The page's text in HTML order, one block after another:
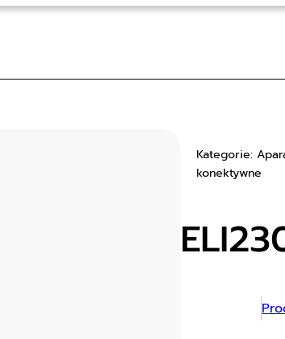
Kategorie:
konektywne